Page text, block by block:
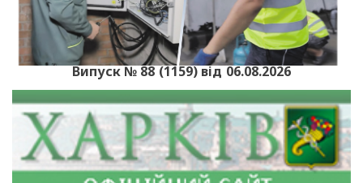
Випуск № 88 (1159) від 06.08.2026